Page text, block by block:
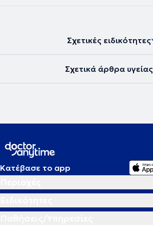
Σχετικές ειδικότητες
Σχετικά άρθρα υγείας
Κατέβασε το app